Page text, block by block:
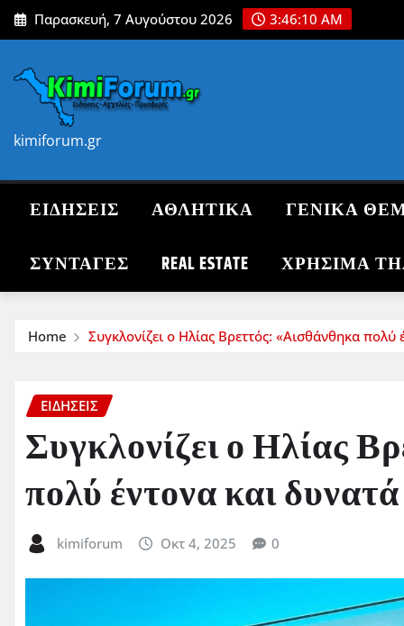
Skip
to
Παρασκευή, 7 Αυγούστου 2026 3:46:12 AM
kimiforum.gr
ΕΙΔΗΣΕΙΣ ΑΘΛΗΤΙΚΑ ΓΕΝΙΚΑ
ΣΥΝΤΑΓΈΣ REAL ESTATE ΧΡΗΣΙΜΑ
Home Συγκλονίζει ο Ηλίας Βρεττός: «Αισθάνθηκα
ΕΙΔΗΣΕΙΣ
Συγκλονίζει ο Ηλίας
πολύ έντονα και
kimiforum Οκτ 4, 2025 0